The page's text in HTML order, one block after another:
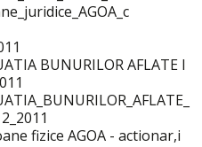
BUNURILOR AFLATE I
fizice AGOA - actionar,i